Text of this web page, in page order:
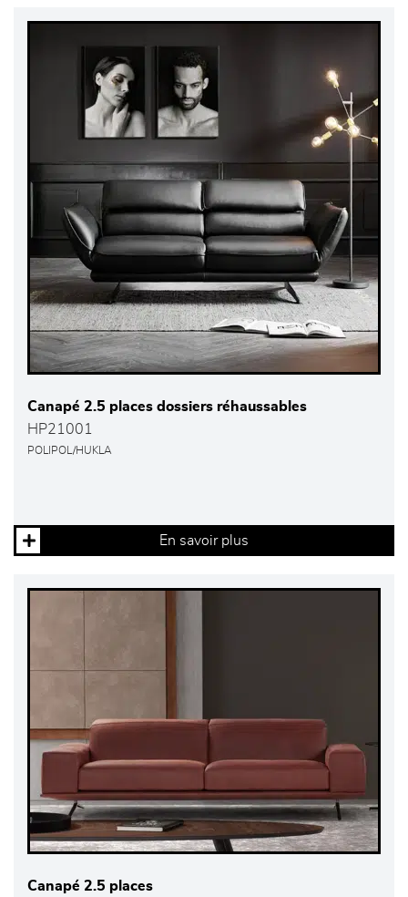
Canapé 2.5 places dossiers réhaussables
HP21001
POLIPOL/HUKLA
En savoir plus
Canapé 2.5 places